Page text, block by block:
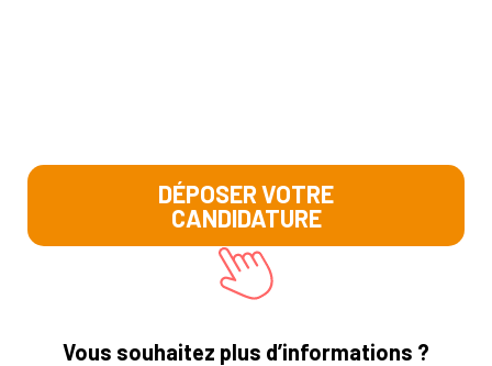
DÉPOSER VOTRE
CANDIDATURE
Vous souhaitez plus d’informations ?